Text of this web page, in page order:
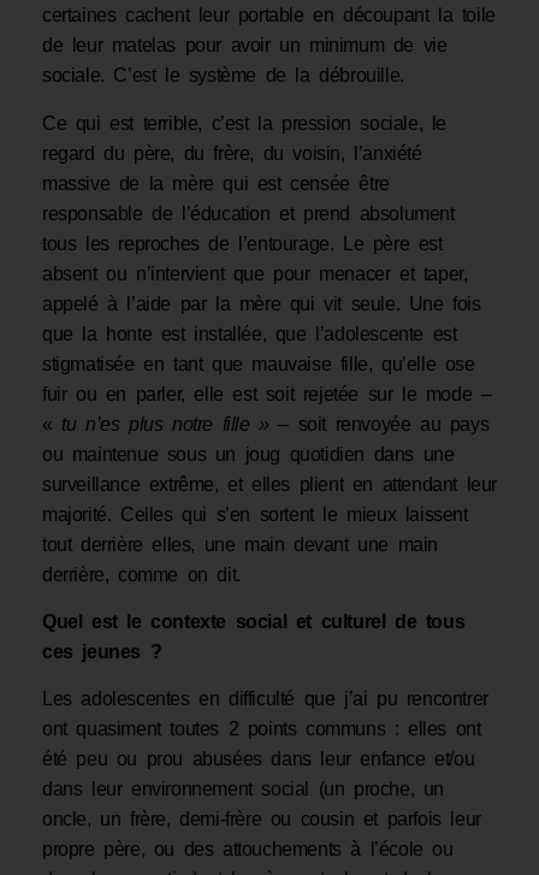
certaines cachent leur portable en découpant la toile
de leur matelas pour avoir un minimum de vie
sociale. C’est le système de la débrouille.
Ce qui est terrible, c’est la pression sociale, le
regard du père, du frère, du voisin, l’anxiété
massive de la mère qui est censée être
responsable de l’éducation et prend ab­solument
tous les reproches de l’entourage. Le père est
absent ou n’intervient que pour menacer et taper,
appelé à l’aide par la mère qui vit seule. Une fois
que la honte est installée, que l’adolescente est
stigmatisée en tant que mauvaise fille, qu’elle ose
fuir ou en parler, elle est soit rejetée sur le mode –
« tu n’es plus notre fille » – soit renvoyée au pays
ou maintenue sous un joug quotidien dans une
surveillance extrême, et elles plient en attendant leur
majorité. Celles qui s’en sortent le mieux laissent
tout derrière elles, une main devant une main
derrière, comme on dit.
Quel est le contexte social et culturel de tous
ces jeunes ?
Les adolescentes en difficulté que j’ai pu rencontrer
ont quasiment toutes 2 points communs : elles ont
été peu ou prou abusées dans leur enfance et/ou
dans leur environ­nement social (un proche, un
oncle, un frère, demi-frère ou cousin et parfois leur
propre père, ou des attouchements à l’école ou